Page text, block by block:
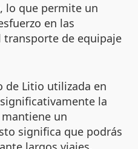
lo que permite un
en las
de equipaje
de Litio utilizada en
la
un
significa que podrás